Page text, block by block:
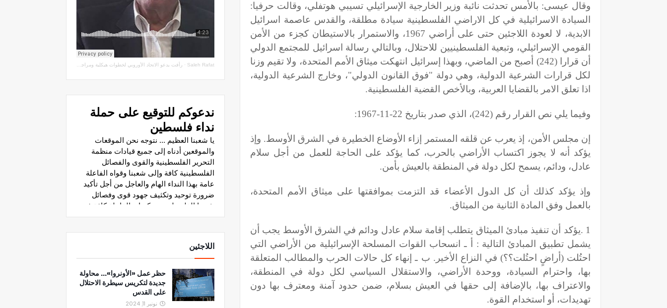
وقال عيسى: بالأمس تحدثت نائبة وزير الخارجية الإسرائيلي تسيبي هوتفلي، وقالت حرفيا:
السيادة الاسرائيلية في كل الاراضي الفلسطينية سيادة مطلقة، والقدس عاصمة اسرائيل
الابدية، لا لعودة اللاجئين حتى على أراضي 1967، والاستمرار بالاستيطان كجزء من الأمن
القومي الإسرائيلي، وتبعية الفلسطينيين للاحتلال، وبالتالي رسالة اسرائيل للمجتمع الدولي
أن قرارا (242) أصبح من الماضي، وبهذا إسرائيل انتهكت ميثاق الأمم المتحدة، ولا تقيم وزنا
لكل قرارات الشرعية الدولية، وهي دولة "فوق القانون الدولي"، وخارج الشرعية الدولية،
اذا تعلق الامر بالقضايا العربية، وبالأخص القضية الفلسطينية.
وفيما يلي نص القرار رقم (242)، الذي صدر بتاريخ 22-11-1967 :
إن مجلس الأمن، إذ يعرب عن قلقه المستمر إزاء الأوضاع الخطيرة في الشرق الأوسط. وإذ
يؤكد أنه لا يجوز اكتساب الأراضي بالحرب، كما يؤكد على الحاجة للعمل من أجل سلام
عادل، ودائم، يسمح لكل دولة في المنطقة بالعيش بأمن.
وإذ يؤكد كذلك أن كل الدول الأعضاء قد التزمت بموافقتها على ميثاق الأمم المتحدة،
بالعمل وفق المادة الثانية من الميثاق.
1
.يؤكد أن تنفيذ مبادئ الميثاق يتطلب إقامة سلام عادل ودائم في الشرق الأوسط يجب أن
يشمل تطبيق المبادئ التالية : أ ـ انسحاب القوات المسلحة الإسرائيلية من الأراضي التي
احتُلت (أراضٍ احتُلت؟؟) في النزاع الأخير. ب ـ إنهاء كل حالات الحرب والمطالب المتعلقة
بها، واحترام السيادة، ووحدة الأراضي، والاستقلال السياسي لكل دولة في المنطقة،
والاعتراف بها، بالإضافة إلى حقها في العيش بسلام، ضمن حدود آمنة ومعترف بها دون
تهديدات، أو استخدام القوة.
Saleh Rafat
· رأفت يدعو الاتحاد الأوروبي لخطوات هيكلية ومراجعة اتفاقيات الشراكة مع سلطة الاحتلال
اللاجئين
حظر عمل «الأونروا»... محاولة
جديدة لتكريس سيطرة الاحتلال
على القدس
نونبر 11, 2024